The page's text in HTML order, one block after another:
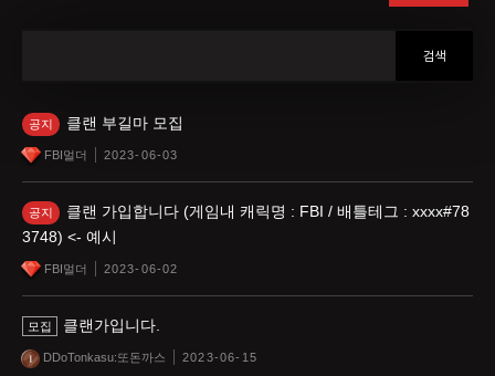
공지 클랜 부길마 모집
FBI멀더 2023-06-03
공지
클랜 가입합니다 (게임내 캐릭명 : FBI / 배틀테그 : xxxx#78
3748) <- 예시
FBI멀더 2023-06-02
모집 클랜가입니다.
DDoTonkasu:또돈까스 2023-06-15